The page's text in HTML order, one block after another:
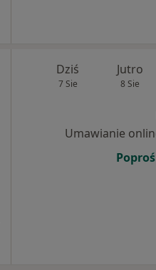
Dziś
7 Sie
Jutro
8 Sie
Umawianie